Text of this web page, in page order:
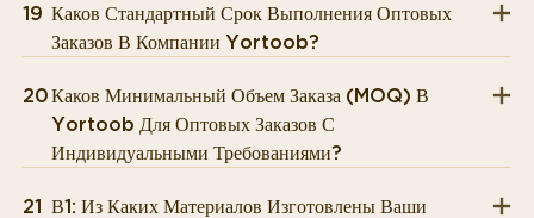
19 Каков Стандартный Срок Выполнения Оптовых
Заказов В Компании Yortoob?
20Каков Минимальный Объем Заказа (MOQ) В
Yortoob Для Оптовых Заказов С
Индивидуальными Требованиями?
21 В1: Из Каких Материалов Изготовлены Ваши